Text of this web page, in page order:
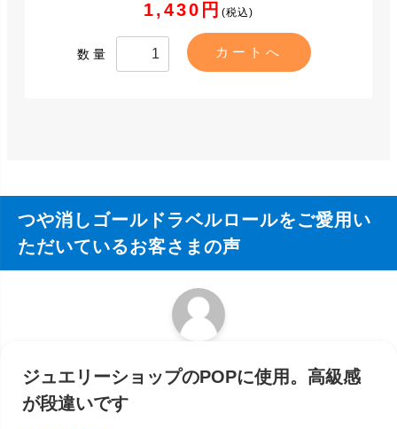
1,430円 (税込)
数量
つや消しゴールドラベルロールをご愛用い
ただいているお客さまの声
ジュエリーショップのPOPに使用。高級感
が段違いです